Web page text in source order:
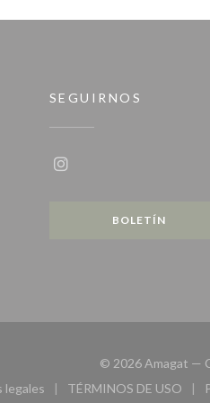
una nueva ventana))
SEGUIRNOS
BOLETÍN
© 2026 Amagat —
legales
((abre en una nueva ventana))
TÉRMINOS DE USO
((abre en